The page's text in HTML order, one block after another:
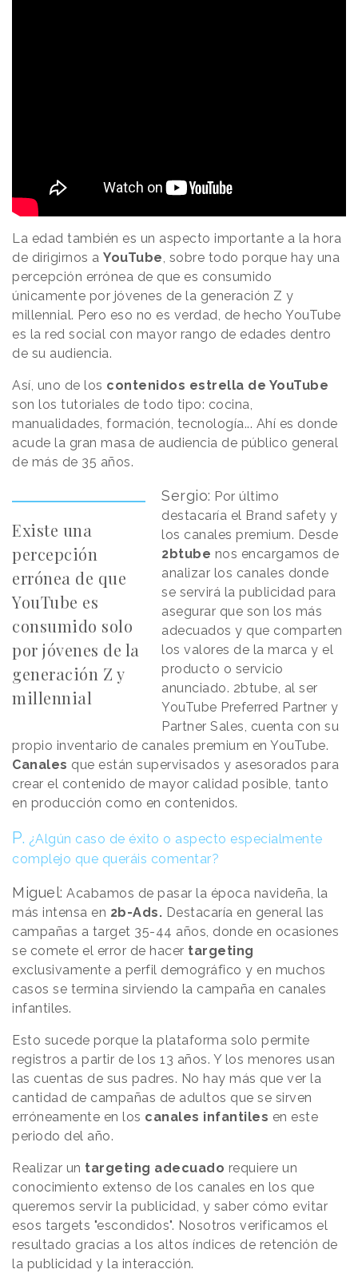
La edad también es un aspecto importante a la hora
de dirigirnos a YouTube, sobre todo porque hay una
percepción errónea de que es consumido
únicamente por jóvenes de la generación Z y
millennial. Pero eso no es verdad, de hecho YouTube
es la red social con mayor rango de edades dentro
de su audiencia.
Así, uno de los contenidos estrella de YouTube
son los tutoriales de todo tipo: cocina,
manualidades, formación, tecnología... Ahí es donde
acude la gran masa de audiencia de público general
de más de 35 años.
Existe una
percepción
errónea de que
YouTube es
consumido solo
por jóvenes de la
generación Z y
millennial
Sergio: Por último
destacaría el Brand safety y
los canales premium. Desde
2btube nos encargamos de
analizar los canales donde
se servirá la publicidad para
asegurar que son los más
adecuados y que comparten
los valores de la marca y el
producto o servicio
anunciado. 2btube, al ser
YouTube Preferred Partner y
Partner Sales, cuenta con su
propio inventario de canales premium en YouTube.
Canales que están supervisados y asesorados para
crear el contenido de mayor calidad posible, tanto
en producción como en contenidos.
P. ¿Algún caso de éxito o aspecto especialmente
complejo que queráis comentar?
Miguel: Acabamos de pasar la época navideña, la
más intensa en 2b-Ads. Destacaría en general las
campañas a target 35-44 años, donde en ocasiones
se comete el error de hacer targeting
exclusivamente a perfil demográfico y en muchos
casos se termina sirviendo la campaña en canales
infantiles.
Esto sucede porque la plataforma solo permite
registros a partir de los 13 años. Y los menores usan
las cuentas de sus padres. No hay más que ver la
cantidad de campañas de adultos que se sirven
erróneamente en los canales infantiles en este
periodo del año.
Realizar un targeting adecuado requiere un
conocimiento extenso de los canales en los que
queremos servir la publicidad, y saber cómo evitar
esos targets "escondidos". Nosotros verificamos el
resultado gracias a los altos índices de retención de
la publicidad y la interacción.